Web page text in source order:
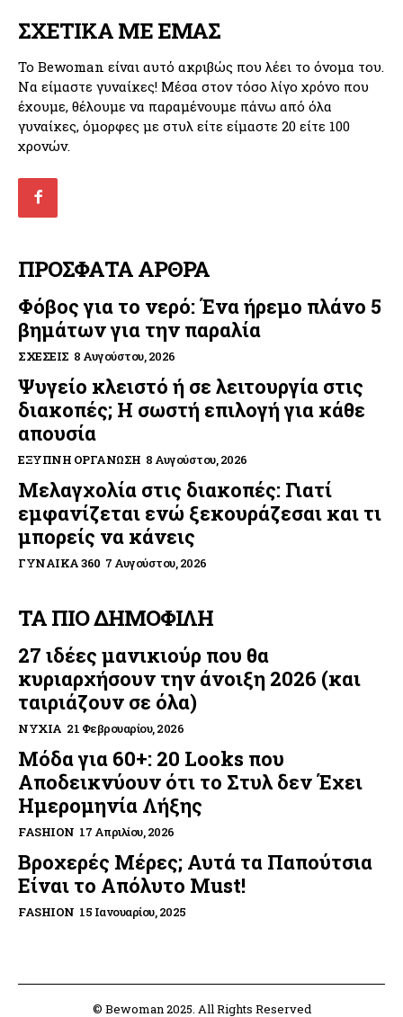
ΣΧΕΤΙΚΑ ΜΕ ΕΜΑΣ
Το Bewoman είναι αυτό ακριβώς που λέει το όνομα του.
Να είμαστε γυναίκες! Μέσα στον τόσο λίγο χρόνο που
έχουμε, θέλουμε να παραμένουμε πάνω από όλα
γυναίκες, όμορφες με στυλ είτε είμαστε 20 είτε 100
χρονών.
ΠΡΟΣΦΑΤΑ ΑΡΘΡΑ
Φόβος για το νερό: Ένα ήρεμο πλάνο 5
βημάτων για την παραλία
ΣΧΈΣΕΙΣ 8 Αυγούστου, 2026
Ψυγείο κλειστό ή σε λειτουργία στις
διακοπές; Η σωστή επιλογή για κάθε
απουσία
ΈΞΥΠΝΗ ΟΡΓΆΝΩΣΗ 8 Αυγούστου, 2026
Μελαγχολία στις διακοπές: Γιατί
εμφανίζεται ενώ ξεκουράζεσαι και τι
μπορείς να κάνεις
ΓΥΝΑΊΚΑ 360 7 Αυγούστου, 2026
ΤΑ ΠΙΟ ΔΗΜΟΦΙΛΗ
27 ιδέες μανικιούρ που θα
κυριαρχήσουν την άνοιξη 2026 (και
ταιριάζουν σε όλα)
ΝΎΧΙΑ 21 Φεβρουαρίου, 2026
Μόδα για 60+: 20 Looks που
Αποδεικνύουν ότι το Στυλ δεν Έχει
Ημερομηνία Λήξης
FASHION 17 Απριλίου, 2026
Βροχερές Μέρες; Αυτά τα Παπούτσια
Είναι το Απόλυτο Must!
FASHION 15 Ιανουαρίου, 2025
© Bewoman 2025. All Rights Reserved